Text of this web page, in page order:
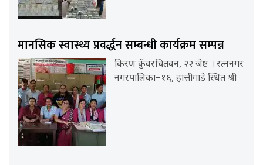
मानसिक स्वास्थ्य प्रवर्द्धन सम्बन्धी कार्यक्रम सम्पन्न
किरण कुँवरचितवन, २२ जेष्ठ । रत्ननगर
नगरपालिका–१६, हात्तीगाडे स्थित श्री